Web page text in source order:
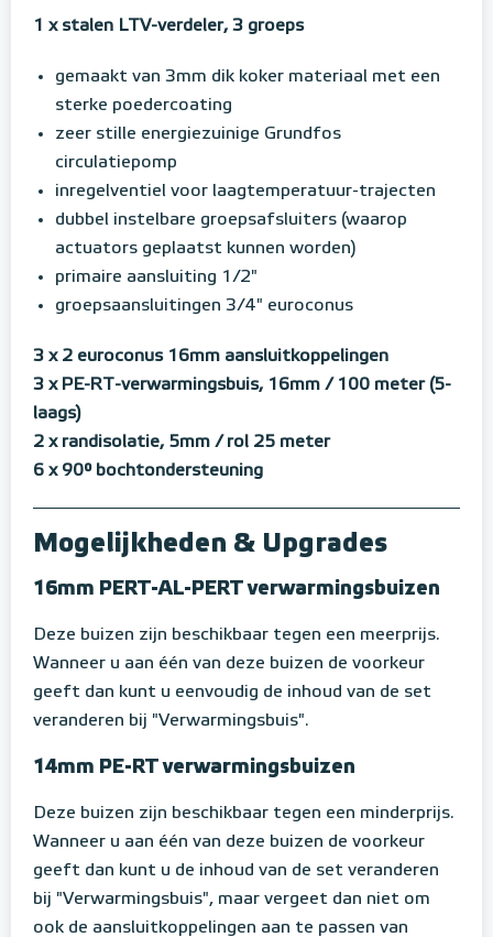
1 x stalen LTV-verdeler, 3 groeps
gemaakt van 3mm dik koker materiaal met een
sterke poedercoating
zeer stille energiezuinige Grundfos
circulatiepomp
inregelventiel voor laagtemperatuur-trajecten
dubbel instelbare groepsafsluiters (waarop
actuators geplaatst kunnen worden)
primaire aansluiting 1/2"
groepsaansluitingen 3/4" euroconus
3 x 2 euroconus 16mm aansluitkoppelingen
3 x PE-RT-verwarmingsbuis, 16mm / 100 meter (5-
laags)
2 x randisolatie, 5mm / rol 25 meter
6 x 90° bochtondersteuning
Mogelijkheden & Upgrades
16mm PERT-AL-PERT verwarmingsbuizen
Deze buizen zijn beschikbaar tegen een meerprijs.
Wanneer u aan één van deze buizen de voorkeur
geeft dan kunt u eenvoudig de inhoud van de set
veranderen bij "Verwarmingsbuis".
14mm PE-RT verwarmingsbuizen
Deze buizen zijn beschikbaar tegen een minderprijs.
Wanneer u aan één van deze buizen de voorkeur
geeft dan kunt u de inhoud van de set veranderen
bij "Verwarmingsbuis", maar vergeet dan niet om
ook de aansluitkoppelingen aan te passen van